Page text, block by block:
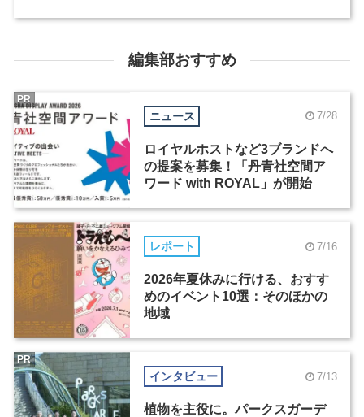
編集部おすすめ
ニュース 7/28
ロイヤルホストなど3ブランドへ
の提案を募集！「丹青社空間ア
ワード with ROYAL」が開始
PR
レポート 7/16
2026年夏休みに行ける、おすす
めのイベント10選：そのほかの
地域
インタビュー 7/13
植物を主役に。パークスガーデ
PR